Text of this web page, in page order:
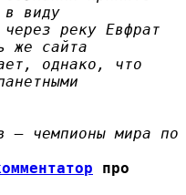
в виду
реку Евфрат
же сайта
однако, что
– чемпионы мира по
про